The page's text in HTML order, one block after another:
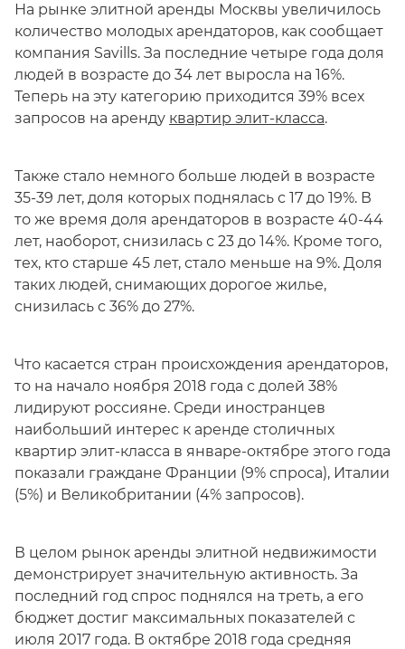
На рынке элитной аренды Москвы увеличилось
количество молодых арендаторов, как сообщает
компания Savills. За последние четыре года доля
людей в возрасте до 34 лет выросла на 16%.
Теперь на эту категорию приходится 39% всех
запросов на аренду квартир элит-класса.
Также стало немного больше людей в возрасте
35-39 лет, доля которых поднялась с 17 до 19%. В
то же время доля арендаторов в возрасте 40-44
лет, наоборот, снизилась с 23 до 14%. Кроме того,
тех, кто старше 45 лет, стало меньше на 9%. Доля
таких людей, снимающих дорогое жилье,
снизилась с 36% до 27%.
Что касается стран происхождения арендаторов,
то на начало ноября 2018 года с долей 38%
лидируют россияне. Среди иностранцев
наибольший интерес к аренде столичных
квартир элит-класса в январе-октябре этого года
показали граждане Франции (9% спроса), Италии
(5%) и Великобритании (4% запросов).
В целом рынок аренды элитной недвижимости
демонстрирует значительную активность. За
последний год спрос поднялся на треть, а его
бюджет достиг максимальных показателей с
июля 2017 года. В октябре 2018 года средняя